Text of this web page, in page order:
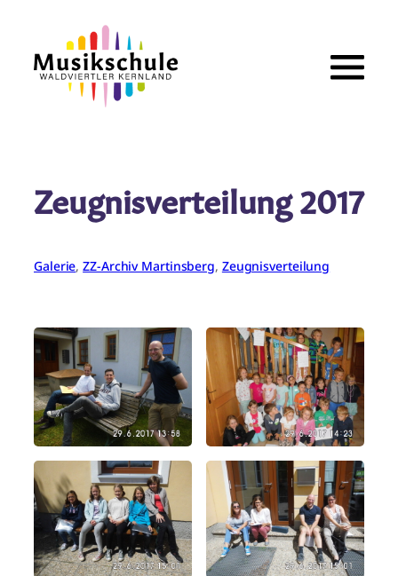
springen
Zeugnisverteilung 2017
Galerie, ZZ-Archiv Martinsberg, Zeugnisverteilung